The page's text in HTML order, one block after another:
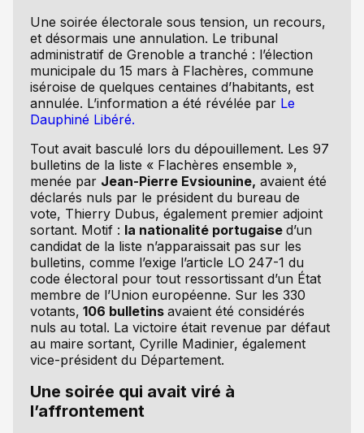
Une soirée électorale sous tension, un recours,
et désormais une annulation. Le tribunal
administratif de Grenoble a tranché : l’élection
municipale du 15 mars à Flachères, commune
iséroise de quelques centaines d’habitants, est
annulée. L’information a été révélée par Le
Dauphiné Libéré.
Tout avait basculé lors du dépouillement. Les 97
bulletins de la liste « Flachères ensemble »,
menée par Jean-Pierre Evsiounine, avaient été
déclarés nuls par le président du bureau de
vote, Thierry Dubus, également premier adjoint
sortant. Motif : la nationalité portugaise d’un
candidat de la liste n’apparaissait pas sur les
bulletins, comme l’exige l’article LO 247-1 du
code électoral pour tout ressortissant d’un État
membre de l’Union européenne. Sur les 330
votants, 106 bulletins avaient été considérés
nuls au total. La victoire était revenue par défaut
au maire sortant, Cyrille Madinier, également
vice-président du Département.
Une soirée qui avait viré à
l’affrontement